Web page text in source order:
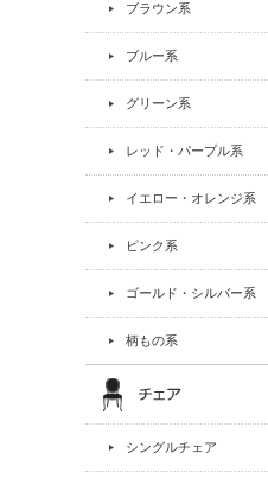
ブラウン系
ブルー系
グリーン系
レッド・パープル系
イエロー・オレンジ系
ピンク系
ゴールド・シルバー系
柄もの系
シングルチェア